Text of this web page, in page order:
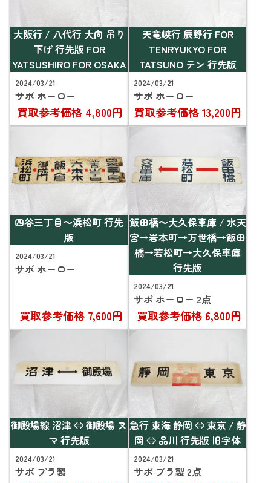
大阪行 / 八代行 大向 吊り
下げ 行先版 FOR
YATSUSHIRO FOR OSAKA
2024/03/21
サボ ホーロー
買取参考価格 4,800円
天竜峡行 辰野行 FOR
TENRYUKYO FOR
TATSUNO テン 行先版
2024/03/21
サボ ホーロー
買取参考価格13,200円
四谷三丁目～浜松町 行先
版
2024/03/21
サボ ホーロー
買取参考価格 7,600円
飯田橋～大久保車庫 / 水天
宮→岩本町→万世橋→飯田
橋→若松町→大久保車庫
行先版
2024/03/21
サボ ホーロー 2点
買取参考価格 6,800円
御殿場線 沼津 ⇔ 御殿場 ヌ
マ 行先版
2024/03/21
サボ プラ製
急行 東海 静岡 ⇔ 東京 / 静
岡 ⇔ 品川 行先版 旧字体
2024/03/21
サボ プラ製 2点